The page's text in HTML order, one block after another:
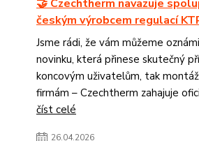
🤝 Czechtherm navazuje
českým výrobcem regulací
Jsme rádi, že vám můžeme
novinku, která přinese skutečný
koncovým uživatelům, tak
firmám – Czechtherm zahajuje
číst celé
26.04.2026